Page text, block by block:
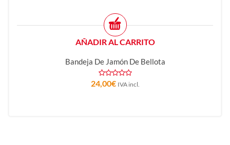
AÑADIR AL CARRITO
Bandeja De Jamón De Bellota
24,00€ IVA incl.